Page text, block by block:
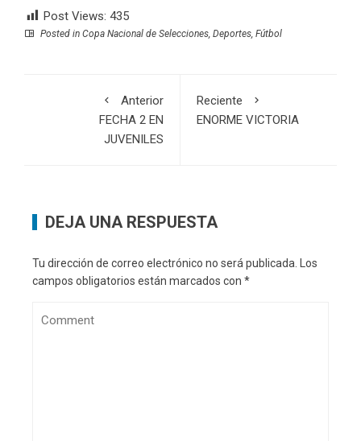
Post Views: 435
Posted in Copa Nacional de Selecciones, Deportes, Fútbol
Anterior
FECHA 2 EN
JUVENILES
Reciente
ENORME VICTORIA
DEJA UNA RESPUESTA
Tu dirección de correo electrónico no será publicada.
Los
campos obligatorios están marcados con *